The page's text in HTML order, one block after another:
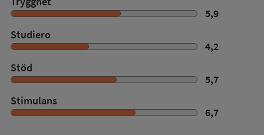
5,9
Studiero
4,2
Stöd
5,7
Stimulans
6,7